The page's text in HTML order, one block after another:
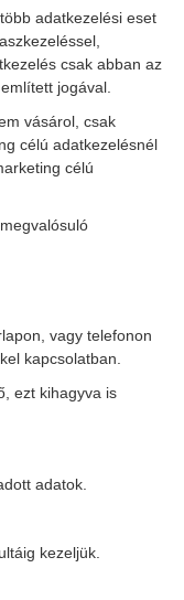
adatkezelési eset
csak abban az
jogával.
vásárol, csak
célú adatkezelésnél
célú
vagy telefonon
kapcsolatban.
ezt kihagyva is
adatok.
kezeljük.